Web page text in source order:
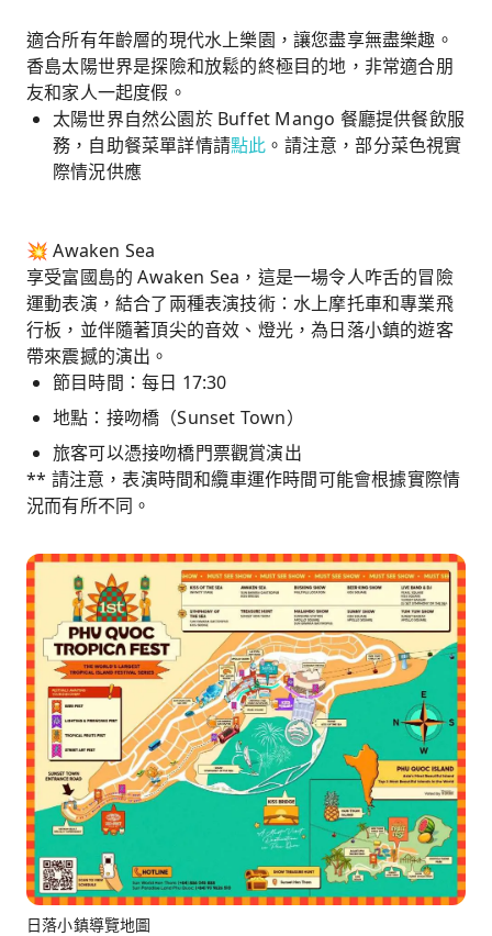
適合所有年齡層的現代水上樂園，讓您盡享無盡樂趣。
香島太陽世界是探險和放鬆的終極目的地，非常適合朋
友和家人一起度假。
太陽世界自然公園於 Buffet Mango 餐廳提供餐飲服
務，自助餐菜單詳情請點此 。請注意，部分菜色視實
際情況供應
💥 Awaken Sea
享受富國島的 Awaken Sea，這是一場令人咋舌的冒險
運動表演，結合了兩種表演技術：水上摩托車和專業飛
行板，並伴隨著頂尖的音效、燈光，為日落小鎮的遊客
帶來震撼的演出。
節目時間：每日 17:30
地點：接吻橋（Sunset Town）
旅客可以憑接吻橋門票觀賞演出
** 請注意，表演時間和纜車運作時間可能會根據實際情
況而有所不同。
日落小鎮導覽地圖